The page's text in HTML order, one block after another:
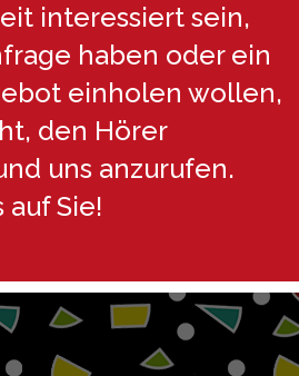
interessiert sein,
haben oder ein
einholen wollen,
den Hörer
uns anzurufen.
Sie!